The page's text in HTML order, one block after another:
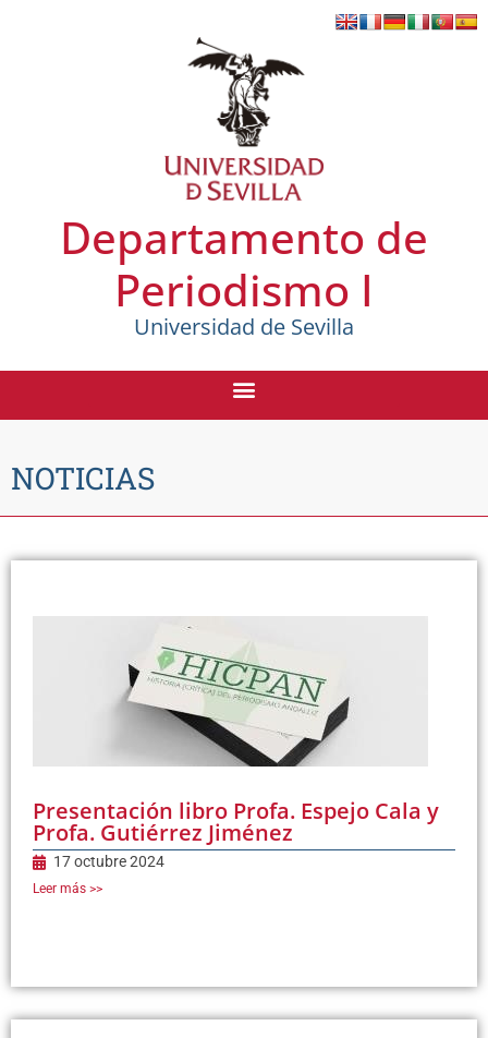
Departamento de
Periodismo I
Universidad de Sevilla
NOTICIAS
Presentación libro Profa. Espejo Cala y
Profa. Gutiérrez Jiménez
17 octubre 2024
Leer más >>